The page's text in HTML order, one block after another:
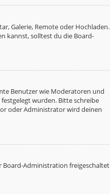
Galerie, Remote oder Hochladen.
kannst, solltest du die Board-
Benutzer wie Moderatoren und
wurden. Bitte schreibe
oder Administrator wird deinen
Board-Administration freigeschaltet